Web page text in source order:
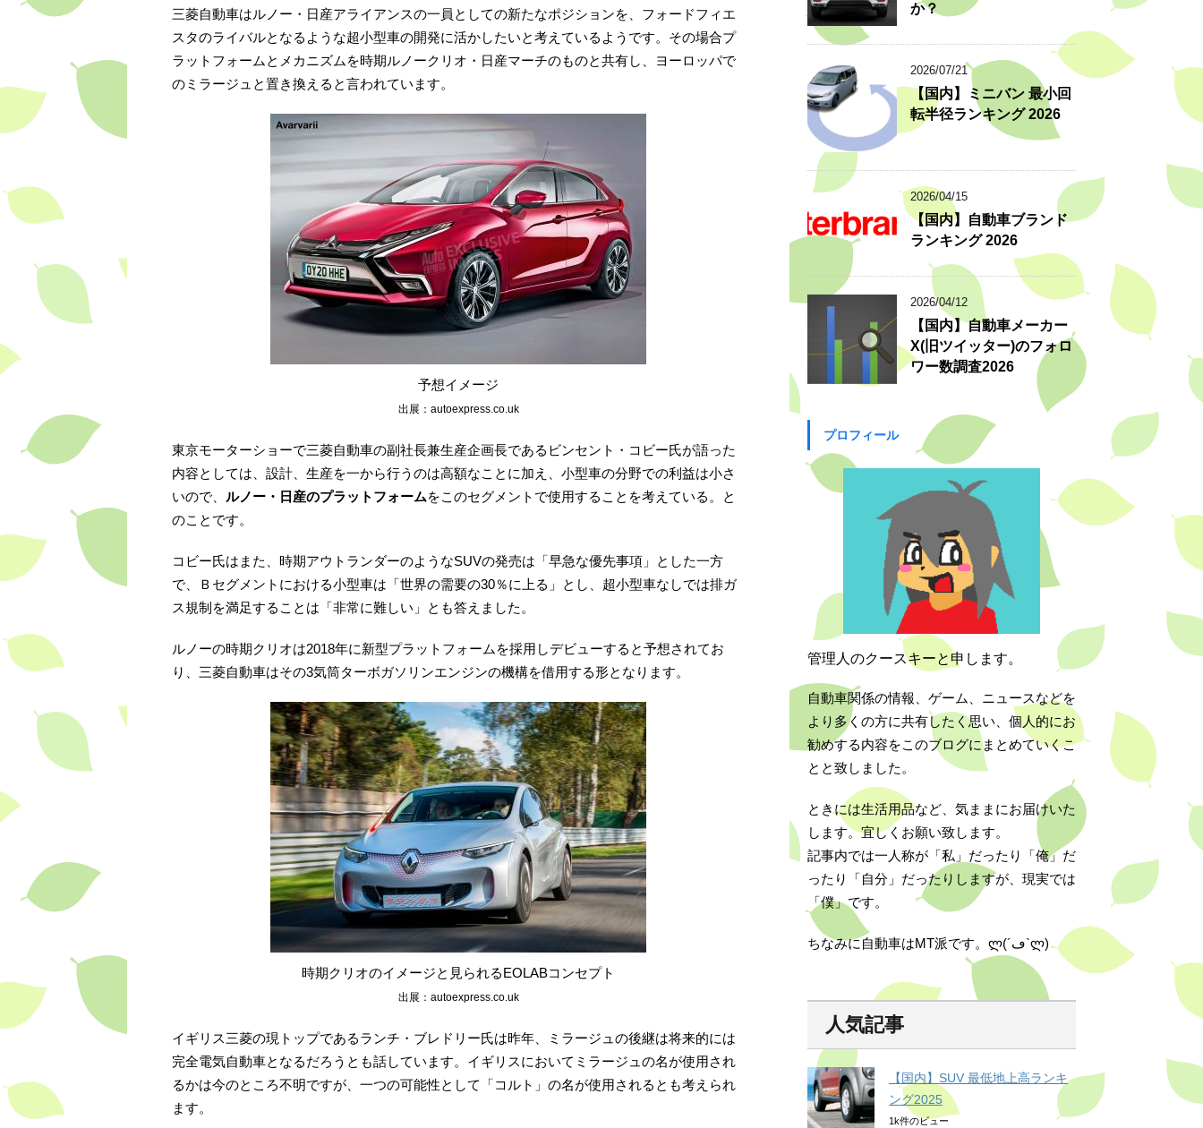
三菱自動車はルノー・日産アライアンスの一員としての新たなポジションを、フォードフィエ
スタのライバルとなるような超小型車の開発に活かしたいと考えているようです。その場合プ
ラットフォームとメカニズムを時期ルノークリオ・日産マーチのものと共有し、ヨーロッパで
のミラージュと置き換えると言われています。
予想イメージ
出展：autoexpress.co.uk
東京モーターショーで三菱自動車の副社長兼生産企画長であるビンセント・コビー氏が語った
内容としては、設計、生産を一から行うのは高額なことに加え、小型車の分野での利益は小さ
いので、 ルノー・日産のプラットフォームをこのセグメントで使用することを考えている。と
のことです。
コビー氏はまた、時期アウトランダーのようなSUVの発売は「早急な優先事項」とした一方
で、Ｂセグメントにおける小型車は「世界の需要の30％に上る」とし、超小型車なしでは排ガ
ス規制を満足することは「非常に難しい」とも答えました。
ルノーの時期クリオは2018年に新型プラットフォームを採用しデビューすると予想されてお
り、三菱自動車はその3気筒ターボガソリンエンジンの機構を借用する形となります。
時期クリオのイメージと見られるEOLABコンセプト
出展：autoexpress.co.uk
イギリス三菱の現トップであるランチ・ブレドリー氏は昨年、ミラージュの後継は将来的には
完全電気自動車となるだろうとも話しています。イギリスにおいてミラージュの名が使用され
るかは今のところ不明ですが、一つの可能性として「コルト」の名が使用されるとも考えられ
ます。
か？
2026/07/21
【国内】ミニバン 最小回
転半径ランキング 2026
2026/04/15
【国内】自動車ブランド
ランキング 2026
2026/04/12
【国内】自動車メーカー
X(旧ツイッター)のフォロ
ワー数調査2026
プロフィール
管理人のクースキーと申します。
自動車関係の情報、ゲーム、ニュースなどを
より多くの方に共有したく思い、個人的にお
勧めする内容をこのブログにまとめていくこ
とと致しました。
ときには生活用品など、気ままにお届けいた
します。宜しくお願い致します。
記事内では一人称が「私」だったり「俺」だ
ったり「自分」だったりしますが、現実では
「僕」です。
ちなみに自動車はMT派です。ლ(´ڡ`ლ)
人気記事
【国内】SUV 最低地上高ランキ
ング2025
1k件のビュー